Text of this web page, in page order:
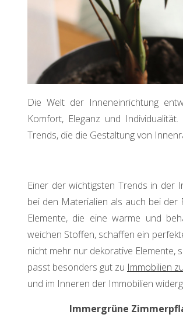
Die Welt der Inneneinrichtung
Komfort, Eleganz und
Trends, die die Gestaltung von
Einer der wichtigsten Trends in der
bei den Materialien als auch bei der
Elemente, die eine warme und
weichen Stoffen, schaffen ein
nicht mehr nur dekorative Elemente,
passt besonders gut zu Immobilien
und im Inneren der Immobilien
Immergrüne